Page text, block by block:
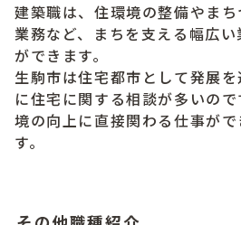
建築職は、住環境の整備やま
業務など、まちを支える幅広
ができます。
生駒市は住宅都市として発展
に住宅に関する相談が多いの
境の向上に直接関わる仕事が
す。